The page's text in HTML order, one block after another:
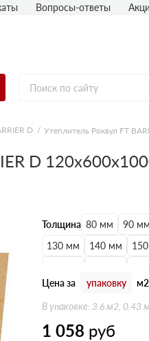
Вопросы-ответы
D Утеплитель Роквул FT
D
Толщина 80 мм 90 мм
130 мм
140 мм
Цена за
упаковку м2
В упаковке: 3.6 м2, 0.43
1 058 руб